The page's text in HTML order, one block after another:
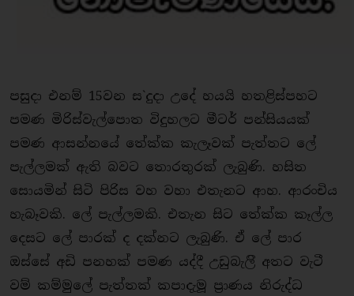
පසුදා එනම් 15වන ස`දුදා උදේ හයයි හතළිස්පහට
පමණ මිරිස්වැල්පොත විදුහලට මීටර් පන්සියයක්
පමණ ආසන්නයේ තේක්ක කැලෑවක් පැත්තට ලේ
පැල්ලමක් ඇති බවට තොරතුරක් ලැබුණි. හසිත
සොයමින් සිටි පිරිස වහ වහා එතැනට ආහ. ආරංචිය
හැබෑවකි. ලේ පැල්ලමකි. එතැන සිට තේක්ක කෑල්ල
දෙසට ලේ පාරක් ද දක්නට ලැබුණි. ඒ ලේ පාර
ඔස්සේ අඩි පනහක් පමණ යද්දී උඩුබැලිි අතට වැටී
වම් කම්මුලේ පැත්තක් කපාදැමූ ප‍්‍රාණය නිරුද්ධ